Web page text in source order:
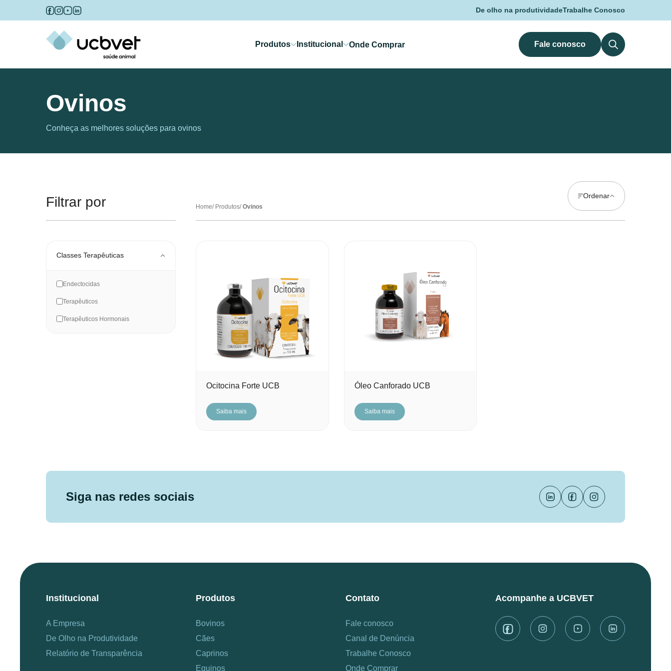
De olho na produtividadeTrabalhe Conosco
Produtos Institucional Onde Comprar Fale conosco
Ovinos
Conheça as melhores soluções para ovinos
Filtrar por
Classes Terapêuticas
Endectocidas
Terapêuticos
Terapêuticos Hormonais
Home Produtos Ovinos
Ordenar
Ocitocina Forte UCB
Saiba mais
Óleo Canforado UCB
Saiba mais
Siga nas redes sociais
Institucional
A Empresa
De Olho na Produtividade
Relatório de Transparência
Produtos
Bovinos
Cães
Caprinos
Equinos
Contato
Fale conosco
Canal de Denúncia
Trabalhe Conosco
Onde Comprar
Acompanhe a UCBVET